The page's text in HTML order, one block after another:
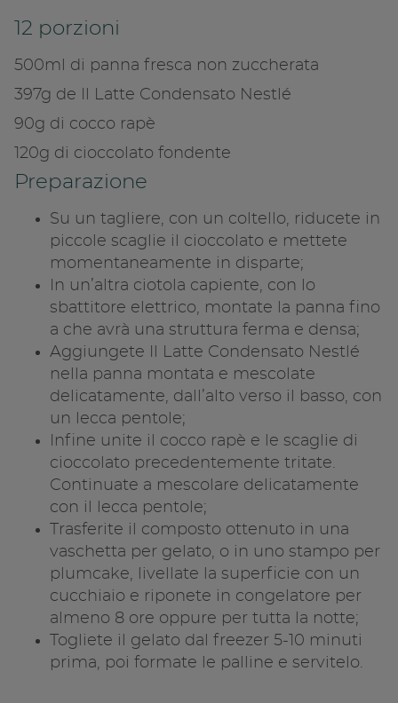
12 porzioni
500ml di panna fresca non zuccherata
397g de Il Latte Condensato Nestlé
90g di cocco rapè
120g di cioccolato fondente
Preparazione
Su un tagliere, con un coltello, riducete in
piccole scaglie il cioccolato e mettete
momentaneamente in disparte;
In un’altra ciotola capiente, con lo
sbattitore elettrico, montate la panna fino
a che avrà una struttura ferma e densa;
Aggiungete Il Latte Condensato Nestlé
nella panna montata e mescolate
delicatamente, dall’alto verso il basso, con
un lecca pentole;
Infine unite il cocco rapè e le scaglie di
cioccolato precedentemente tritate.
Continuate a mescolare delicatamente
con il lecca pentole;
Trasferite il composto ottenuto in una
vaschetta per gelato, o in uno stampo per
plumcake, livellate la superficie con un
cucchiaio e riponete in congelatore per
almeno 8 ore oppure per tutta la notte;
Togliete il gelato dal freezer 5-10 minuti
prima, poi formate le palline e servitelo.